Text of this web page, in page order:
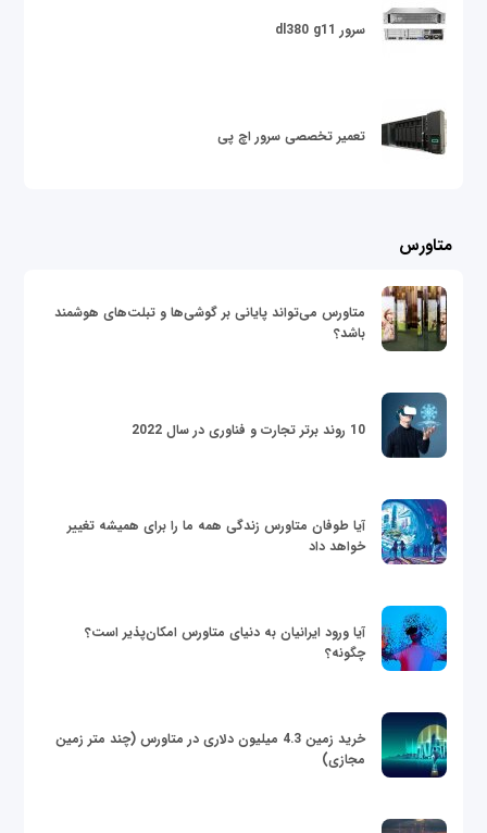
سرور dl380 g11
تعمیر تخصصی سرور اچ پی
متاورس
متاورس می‌تواند پایانی بر گوشی‌ها و تبلت‌های هوشمند
باشد؟
10 روند برتر تجارت و فناوری در سال 2022
آیا طوفان متاورس زندگی همه ما را برای همیشه تغییر
خواهد داد
آیا ورود ایرانیان به دنیای متاورس امکان‌پذیر است؟
چگونه؟
خرید زمین 4.3 میلیون دلاری در متاورس (چند متر زمین
مجازی)